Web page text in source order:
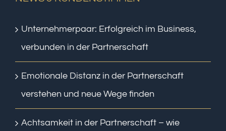
Unternehmerpaar: Erfolgreich im Business,
verbunden in der Partnerschaft
Emotionale Distanz in der Partnerschaft
verstehen und neue Wege finden
Achtsamkeit in der Partnerschaft – wie